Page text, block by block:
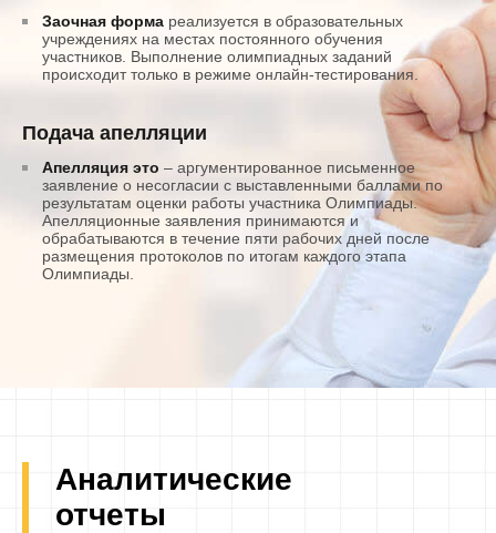
Заочная форма реализуется в образовательных
учреждениях на местах постоянного обучения
участников. Выполнение олимпиадных заданий
происходит только в режиме онлайн-тестирования.
Подача апелляции
Апелляция это – аргументированное письменное
заявление о несогласии с выставленными баллами по
результатам оценки работы участника Олимпиады.
Апелляционные заявления принимаются и
обрабатываются в течение пяти рабочих дней после
размещения протоколов по итогам каждого этапа
Олимпиады.
Аналитические
отчеты